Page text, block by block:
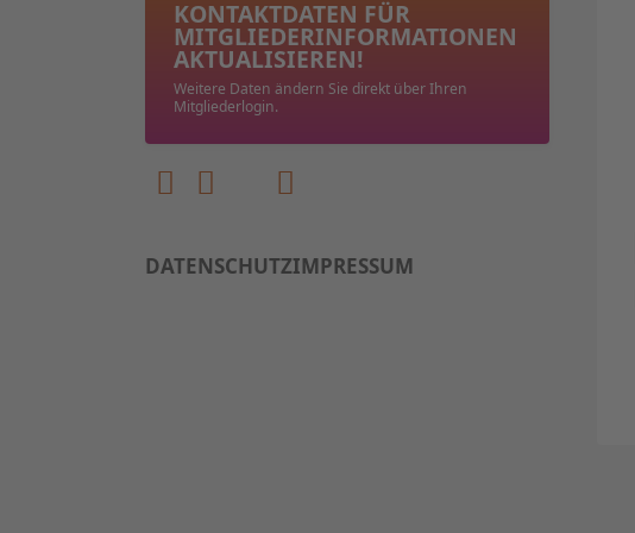
KONTAKTDATEN FÜR
MITGLIEDER­INFORMATIONEN
AKTUALISIEREN!
Weitere Daten ändern Sie direkt über Ihren
Mitgliederlogin.
DATENSCHUTZIMPRESSUM